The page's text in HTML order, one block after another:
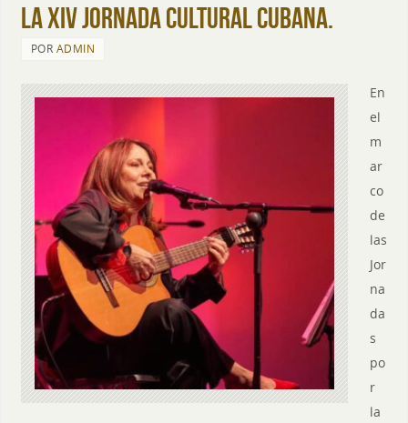
la XIV Jornada Cultural Cubana.
POR ADMIN
En
el
m
ar
co
de
las
Jor
na
da
s
po
r
la